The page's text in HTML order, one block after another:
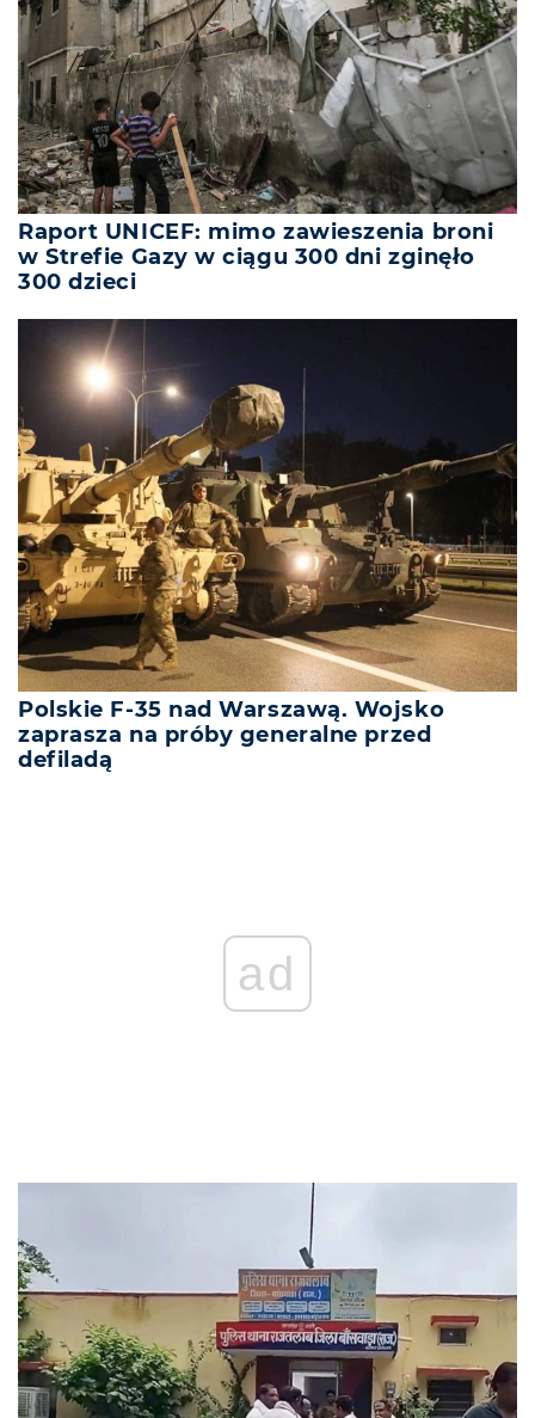
Raport UNICEF: mimo zawieszenia broni
w Strefie Gazy w ciągu 300 dni zginęło
300 dzieci
Polskie F-35 nad Warszawą. Wojsko
zaprasza na próby generalne przed
defiladą
ad